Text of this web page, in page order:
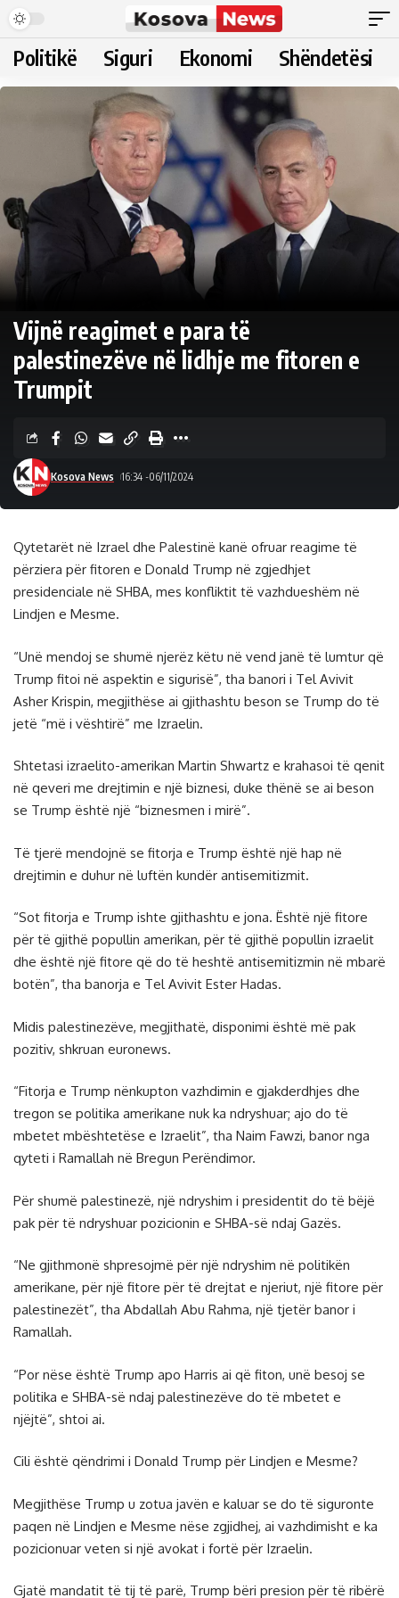
Politikë Siguri Ekonomi Shëndetësi
Vijnë reagimet e para të
palestinezëve në lidhje me fitoren e
Trumpit
Kosova News 16:34 -06/11/2024
Qytetarët në Izrael dhe Palestinë kanë ofruar reagime të
përziera për fitoren e Donald Trump në zgjedhjet
presidenciale në SHBA, mes konfliktit të vazhdueshëm në
Lindjen e Mesme.
“Unë mendoj se shumë njerëz këtu në vend janë të lumtur që
Trump fitoi në aspektin e sigurisë”, tha banori i Tel Avivit
Asher Krispin, megjithëse ai gjithashtu beson se Trump do të
jetë “më i vështirë” me Izraelin.
Shtetasi izraelito-amerikan Martin Shwartz e krahasoi të qenit
në qeveri me drejtimin e një biznesi, duke thënë se ai beson
se Trump është një “biznesmen i mirë”.
Të tjerë mendojnë se fitorja e Trump është një hap në
drejtimin e duhur në luftën kundër antisemitizmit.
“Sot fitorja e Trump ishte gjithashtu e jona. Është një fitore
për të gjithë popullin amerikan, për të gjithë popullin izraelit
dhe është një fitore që do të heshtë antisemitizmin në mbarë
botën”, tha banorja e Tel Avivit Ester Hadas.
Midis palestinezëve, megjithatë, disponimi është më pak
pozitiv, shkruan euronews.
“Fitorja e Trump nënkupton vazhdimin e gjakderdhjes dhe
tregon se politika amerikane nuk ka ndryshuar; ajo do të
mbetet mbështetëse e Izraelit”, tha Naim Fawzi, banor nga
qyteti i Ramallah në Bregun Perëndimor.
Për shumë palestinezë, një ndryshim i presidentit do të bëjë
pak për të ndryshuar pozicionin e SHBA-së ndaj Gazës.
“Ne gjithmonë shpresojmë për një ndryshim në politikën
amerikane, për një fitore për të drejtat e njeriut, një fitore për
palestinezët”, tha Abdallah Abu Rahma, një tjetër banor i
Ramallah.
“Por nëse është Trump apo Harris ai që fiton, unë besoj se
politika e SHBA-së ndaj palestinezëve do të mbetet e
njëjtë”, shtoi ai.
Cili është qëndrimi i Donald Trump për Lindjen e Mesme?
Megjithëse Trump u zotua javën e kaluar se do të siguronte
paqen në Lindjen e Mesme nëse zgjidhej, ai vazhdimisht e ka
pozicionuar veten si një avokat i fortë për Izraelin.
Gjatë mandatit të tij të parë, Trump bëri presion për të ribërë